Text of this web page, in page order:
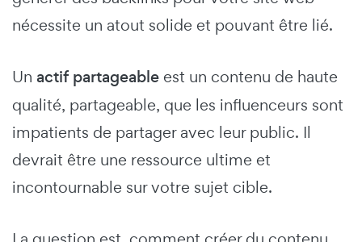
nécessite un atout solide et pouvant être lié.
Un actif partageable est un contenu de haute
qualité, partageable, que les influenceurs sont
impatients de partager avec leur public. Il
devrait être une ressource ultime et
incontournable sur votre sujet cible.